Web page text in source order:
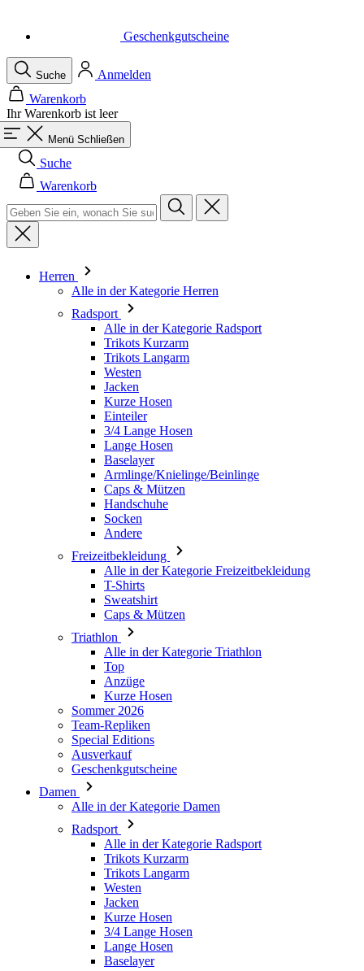
Geschenkgutscheine
Suche
Anmelden
Warenkorb
Ihr Warenkorb ist leer
Menü Schließen
Suche
Warenkorb
Herren
Alle in der Kategorie Herren
Radsport
Alle in der Kategorie Radsport
Trikots Kurzarm
Trikots Langarm
Westen
Jacken
Kurze Hosen
Einteiler
3/4 Lange Hosen
Lange Hosen
Baselayer
Armlinge/Knielinge/Beinlinge
Caps & Mützen
Handschuhe
Socken
Andere
Freizeitbekleidung
Alle in der Kategorie Freizeitbekleidung
T-Shirts
Sweatshirt
Caps & Mützen
Triathlon
Alle in der Kategorie Triathlon
Top
Anzüge
Kurze Hosen
Sommer 2026
Team-Repliken
Special Editions
Ausverkauf
Geschenkgutscheine
Damen
Alle in der Kategorie Damen
Radsport
Alle in der Kategorie Radsport
Trikots Kurzarm
Trikots Langarm
Westen
Jacken
Kurze Hosen
3/4 Lange Hosen
Lange Hosen
Baselayer